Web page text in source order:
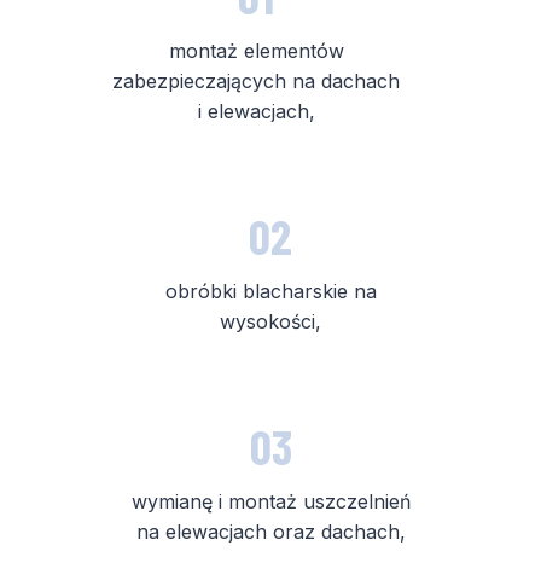
montaż elementów
zabezpieczających na dachach
i elewacjach,
02
obróbki blacharskie na
wysokości,
03
wymianę i montaż uszczelnień
na elewacjach oraz dachach,